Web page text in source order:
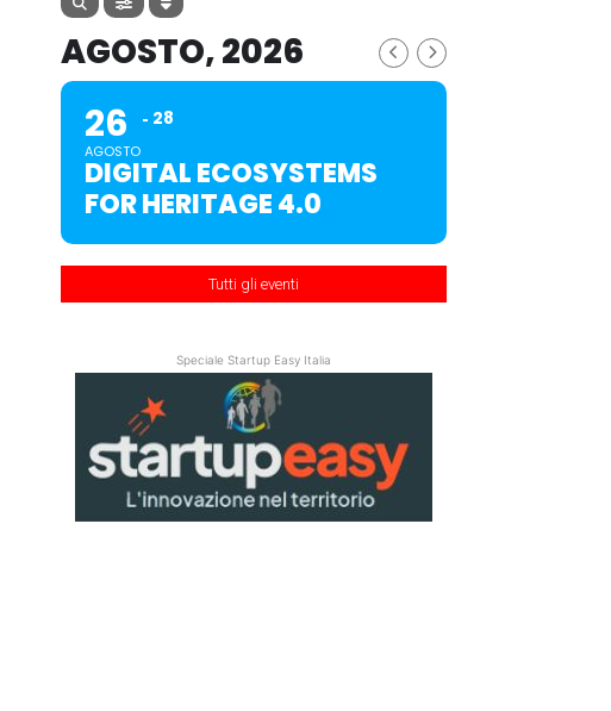
AGOSTO, 2026
26
AGOSTO
28
DIGITAL ECOSYSTEMS
FOR HERITAGE 4.0
Tutti gli eventi
Speciale Startup Easy Italia